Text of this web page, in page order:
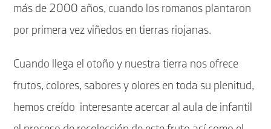
más de 2000 años, cuando los romanos plantaron
por primera vez viñedos en tierras riojanas.
Cuando llega el otoño y nuestra tierra nos ofrece
frutos, colores, sabores y olores en toda su plenitud,
hemos creído interesante acercar al aula de infantil